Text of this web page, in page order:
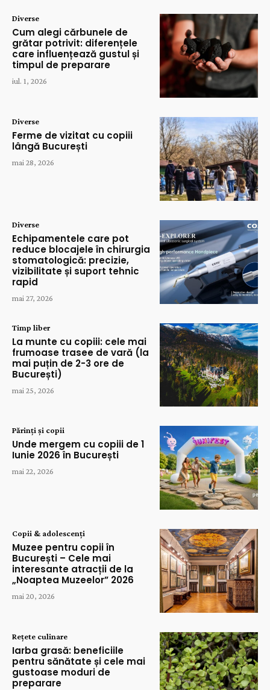
Diverse
Cum alegi cărbunele de
grătar potrivit: diferențele
care influențează gustul și
timpul de preparare
iul. 1, 2026
Diverse
Ferme de vizitat cu copiii
lângă București
mai 28, 2026
Diverse
Echipamentele care pot
reduce blocajele în chirurgia
stomatologică: precizie,
vizibilitate și suport tehnic
rapid
mai 27, 2026
Timp liber
La munte cu copiii: cele mai
frumoase trasee de vară (la
mai puțin de 2-3 ore de
București)
mai 25, 2026
Părinți și copii
Unde mergem cu copiii de 1
Iunie 2026 în București
mai 22, 2026
Copii & adolescenți
Muzee pentru copii în
București – Cele mai
interesante atracții de la
„Noaptea Muzeelor” 2026
mai 20, 2026
Rețete culinare
Iarba grasă: beneficiile
pentru sănătate și cele mai
gustoase moduri de
preparare